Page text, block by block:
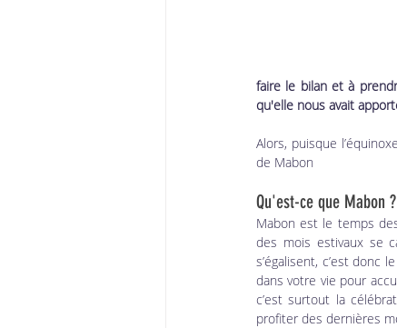
faire le bilan et à
qu'elle nous avait
Alors, puisque
de Mabon
Qu'est-ce que Mabon
Mabon est le temps
des mois estivaux se
s’égalisent, c’est donc
dans votre vie pour
c’est surtout la
profiter des dernières